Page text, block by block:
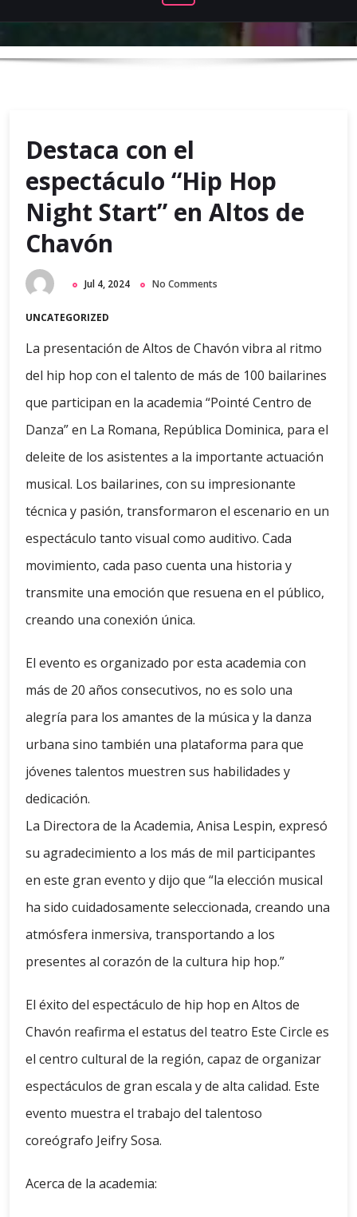
Destaca con el
espectáculo “Hip Hop
Night Start” en Altos de
Chavón
Jul 4, 2024 No Comments
UNCATEGORIZED
La presentación de Altos de Chavón vibra al ritmo
del hip hop con el talento de más de 100 bailarines
que participan en la academia “Pointé Centro de
Danza” en La Romana, República Dominica, para el
deleite de los asistentes a la importante actuación
musical. Los bailarines, con su impresionante
técnica y pasión, transformaron el escenario en un
espectáculo tanto visual como auditivo. Cada
movimiento, cada paso cuenta una historia y
transmite una emoción que resuena en el público,
creando una conexión única.
El evento es organizado por esta academia con
más de 20 años consecutivos, no es solo una
alegría para los amantes de la música y la danza
urbana sino también una plataforma para que
jóvenes talentos muestren sus habilidades y
dedicación.
La Directora de la Academia, Anisa Lespin, expresó
su agradecimiento a los más de mil participantes
en este gran evento y dijo que “la elección musical
ha sido cuidadosamente seleccionada, creando una
atmósfera inmersiva, transportando a los
presentes al corazón de la cultura hip hop.”
El éxito del espectáculo de hip hop en Altos de
Chavón reafirma el estatus del teatro Este Circle es
el centro cultural de la región, capaz de organizar
espectáculos de gran escala y de alta calidad. Este
evento muestra el trabajo del talentoso
coreógrafo Jeifry Sosa.
Acerca de la academia: